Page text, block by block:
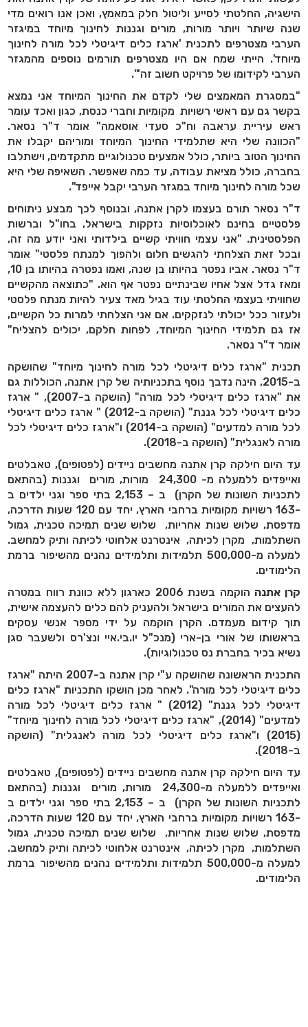
הישגיה, החלטתי לסייע וליטול חלק במאמץ, ואכן אנו רואים מדי
שנה שיותר ויותר מורות, מורים וגננות לחינוך מיוחד במיגזר
הערבי מצטרפים לתכנית 'ארגז כלים דיגיטלי לכל מורה לחינוך
מיוחד'. הייתי שמח אם היו מצטרפים תורמים נוספים מהמגזר
הערבי לקידומו של פרויקט חשוב זה'".
"במסגרת המאמצים שלי לקדם את החינוך המיוחד אני נמצא
בקשר גם עם ראשי רשויות מקומיות וחברי כנסת, כגון ואכד עומר
ראש עיריית עראבה וח"כ סעדי אוסאמה" אומר ד"ר נסאר.
"הכוונה שלי היא שתלמידי החינוך המיוחד ומוריהם יקבלו את
החינוך הטוב ביותר, כולל אמצעים טכנולוגיים מתקדמים, וישתלבו
בחברה, כולל מציאת עבודה, עד כמה שאפשר. השאיפה שלי היא
שכל מורה לחינוך מיוחד במגזר הערבי יקבל אייפד".
ד"ר נסאר תורם בעצמו לקרן אתנה, ובנוסף לכך מבצע ניתוחים
פלסטיים בחינם לאוכלוסיות נזקקות בישראל, בחו"ל וברשות
הפלסטינית. "אני עצמי חוויתי קשיים בילדותי ואני יודע מה זה,
ובכל זאת הצלחתי להגשים חלום ולהפוך למנתח פלסטי" אומר
ד"ר נסאר. אביו נפטר בהיותו בן שנה, ואמו נפטרה בהיותו בן 10,
ומאז גדל אצל אחיו שבינתיים נפטר אף הוא. "כתוצאה מהקשיים
שחוויתי בעצמי החלטתי עוד בגיל מאד צעיר להיות מנתח פלסטי
ולעזור ככל יכולתי לנזקקים. אם אני הצלחתי למרות כל הקשיים,
אז גם תלמידי החינוך המיוחד, לפחות חלקם, יכולים להצליח"
אומר ד"ר נסאר.
תכנית "ארגז כלים דיגיטלי לכל מורה לחינוך מיוחד" שהושקה
ב-2015, הינה נדבך נוסף בתכניותיה של קרן אתנה, הכוללות גם
את "ארגז כלים דיגיטלי לכל מורה" (הושקה ב-2007), " ארגז
כלים דיגיטלי לכל גננת" (הושקה ב-2012) " ארגז כלים דיגיטלי
לכל מורה למדעים" (הושקה ב-2014) ו"ארגז כלים דיגיטלי לכל
מורה לאנגלית" (הושקה ב-2018).
עד היום חילקה קרן אתנה מחשבים ניידים (לפטופים), טאבלטים
ואייפדים ללמעלה מ- 24,300 מורות, מורים וגננות (בהתאם
לתכניות השונות של הקרן) ב – 2,153 בתי ספר וגני ילדים ב
-163 רשויות מקומיות ברחבי הארץ, יחד עם 120 שעות הדרכה,
מדפסת, שלוש שנות אחריות, שלוש שנים תמיכה טכנית,גמול
השתלמות, מקרן לכיתה, אינטרנט אלחוטי לכיתה ותיק למחשב.
למעלה מ-500,000 תלמידות ותלמידים נהנים מהשיפור ברמת
הלימודים.
קרן אתנה
הוקמה בשנת 2006 כארגון ללא כוונת רווח במטרה
להעצים את המורים בישראל ולהעניק להם כלים להעצמה אישית,
תוך קידום מעמדם. הקרן הוקמה על ידי מספר אנשי עסקים
בראשותו של אורי בן-ארי (מנכ"ל יו.בי.איי ונצ'רס ולשעבר סגן
נשיא בכיר בחברת נס טכנולוגיות).
התכנית הראשונה שהושקה ע"י קרן אתנה ב-2007 היתה "ארגז
כלים דיגיטלי לכל מורה". לאחר מכן הושקו התכניות "ארגז כלים
דיגיטלי לכל גננת" (2012) " ארגז כלים דיגיטלי לכל מורה
למדעים" (2014), "ארגז כלים דיגיטלי לכל מורה לחינוך מיוחד"
(ו"ארגז כלים דיגיטלי לכל מורה לאנגלית" (הושקה
ב-2018).
עד היום חילקה קרן אתנה מחשבים ניידים (לפטופים), טאבלטים
ואייפדים ללמעלה מ-24,300 מורות, מורים וגננות (בהתאם
לתכניות השונות של הקרן) ב – 2,153 בתי ספר וגני ילדים ב
-163 רשויות מקומיות ברחבי הארץ, יחד עם 120 שעות הדרכה,
מדפסת, שלוש שנות אחריות, שלוש שנים תמיכה טכנית,גמול
השתלמות, מקרן לכיתה, אינטרנט אלחוטי לכיתה ותיק למחשב.
למעלה מ-500,000 תלמידות ותלמידים נהנים מהשיפור ברמת
הלימודים.